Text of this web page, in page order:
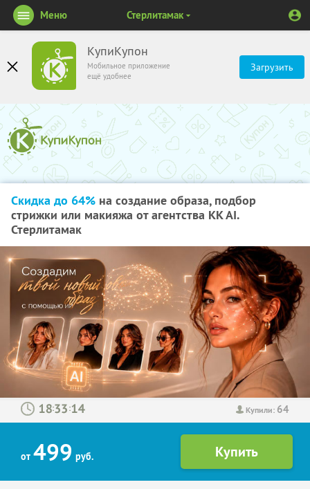
КупиКупон
Мобильное приложение
ещё удобнее
Загрузить
Меню Стерлитамак
Скидка до 64% на создание образа, подбор
стрижки или макияжа от агентства KK AI.
Стерлитамак
Купили: 64
: :
от 499 руб.